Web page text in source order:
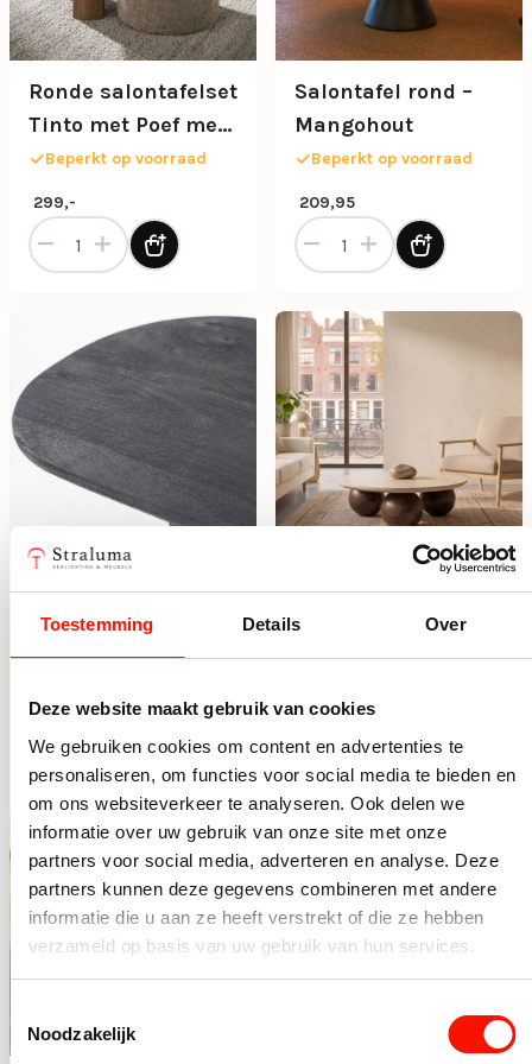
Toestemming Details Over
Deze website maakt gebruik van cookies
We gebruiken cookies om content en advertenties te
personaliseren, om functies voor social media te bieden en
om ons websiteverkeer te analyseren. Ook delen we
informatie over uw gebruik van onze site met onze
partners voor social media, adverteren en analyse. Deze
partners kunnen deze gegevens combineren met andere
informatie die u aan ze heeft verstrekt of die ze hebben
verzameld op basis van uw gebruik van hun services.
Noodzakelijk
Ronde salontafelset
Tinto met Poef met
rookglas
Beperkt op voorraad
299,-
Ronde salontafelset Tinto met Poef met rookglas aantal
Salontafel rond –
Mangohout
Beperkt op voorraad
209,95
Salontafel rond -
Salontafel “Donn” –
Zwart (110 × 53 × 36
cm)
Beperkt op voorraad
299,-
Salontafel Babs
Rond met
Steenblad en
Bolpoten
Beperkt op voorraad